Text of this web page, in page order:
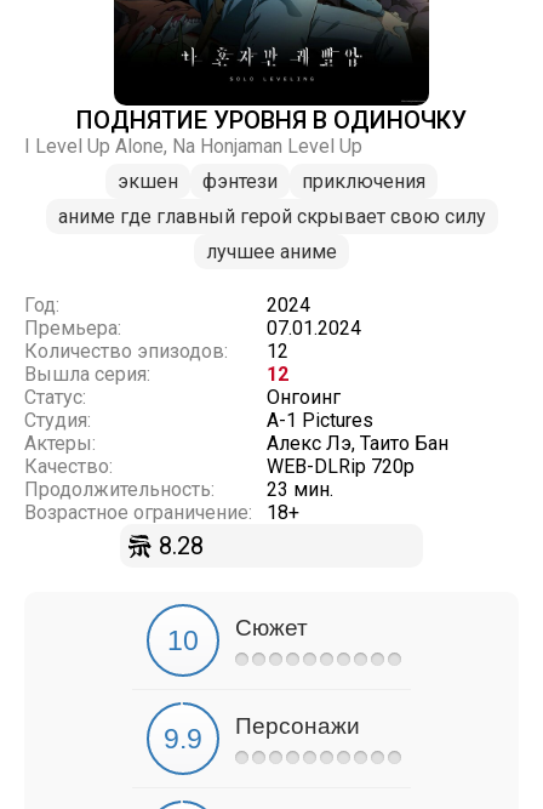
ПОДНЯТИЕ УРОВНЯ В ОДИНОЧКУ
I Level Up Alone, Na Honjaman Level Up
экшен
фэнтези
приключения
аниме где главный герой скрывает свою силу
лучшее аниме
Год:
2024
Премьера:
07.01.2024
Количество эпизодов:
12
Вышла серия:
12
Статус:
Онгоинг
Студия:
A-1 Pictures
Актеры:
Алекс Лэ, Таито Бан
Качество:
WEB-DLRip 720p
Продолжительность:
23 мин.
Возрастное ограничение:
18+
8.28
Сюжет
Персонажи